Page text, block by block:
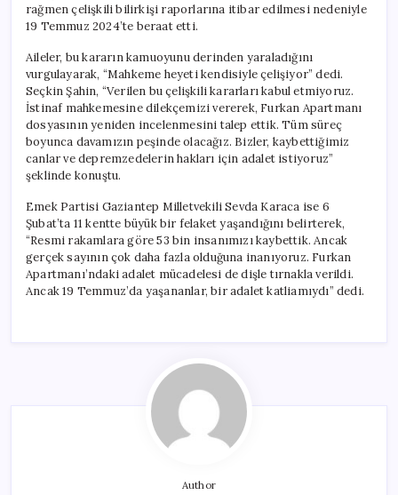
rağmen çelişkili bilirkişi raporlarına itibar edilmesi nedeniyle
19 Temmuz 2024’te beraat etti.
Aileler, bu kararın kamuoyunu derinden yaraladığını
vurgulayarak, “Mahkeme heyeti kendisiyle çelişiyor” dedi.
Seçkin Şahin, “Verilen bu çelişkili kararları kabul etmiyoruz.
İstinaf mahkemesine dilekçemizi vererek, Furkan Apartmanı
dosyasının yeniden incelenmesini talep ettik. Tüm süreç
boyunca davamızın peşinde olacağız. Bizler, kaybettiğimiz
canlar ve depremzedelerin hakları için adalet istiyoruz”
şeklinde konuştu.
Emek Partisi Gaziantep Milletvekili Sevda Karaca ise 6
Şubat’ta 11 kentte büyük bir felaket yaşandığını belirterek,
“Resmi rakamlara göre 53 bin insanımızı kaybettik. Ancak
gerçek sayının çok daha fazla olduğuna inanıyoruz. Furkan
Apartmanı’ndaki adalet mücadelesi de dişle tırnakla verildi.
Ancak 19 Temmuz’da yaşananlar, bir adalet katliamıydı” dedi.
Author